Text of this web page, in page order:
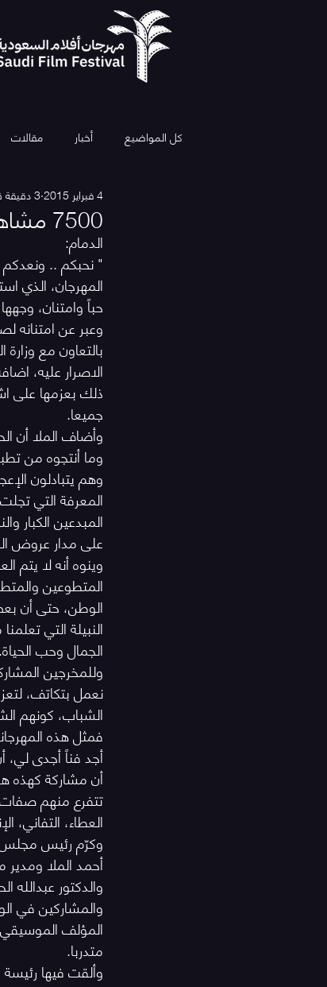
كل المواضيع أخبار مقالات
7500 مشاهد لأفلام السعودية في خمسة أيام
4 فبراير 2015 3 دقيقة قراءة
الدمام:
" نحبكم .. ونعدكم
المهرجان، الذي
حباً وامتنان،
وعبر عن امتنانه
بالتعاون مع
الاصرار عليه،
ذلك بعزمها على
جميعا.
وأضاف الملا أن
وما أنتجوه من
وهم يتبادلون
المعرفة التي
المبدعين الكبار
على مدار عروض المهرجان
وينوه أنه لا يتم
الوطن، حتى أن
النبيلة التي
الجمال وحب الحياة.
وللمخرجين
نعمل بتكاتف،
الشباب، كونهم
فمثل هذه
أجد فناً أجدى
أن مشاركة كهذه هي
تتفرع منهم صفات
العطاء، التفاني،
وكرّم رئيس مجلس
أحمد الملا ومدير
والدكتور
والمشاركين في
متدربا.
وألقت فيها